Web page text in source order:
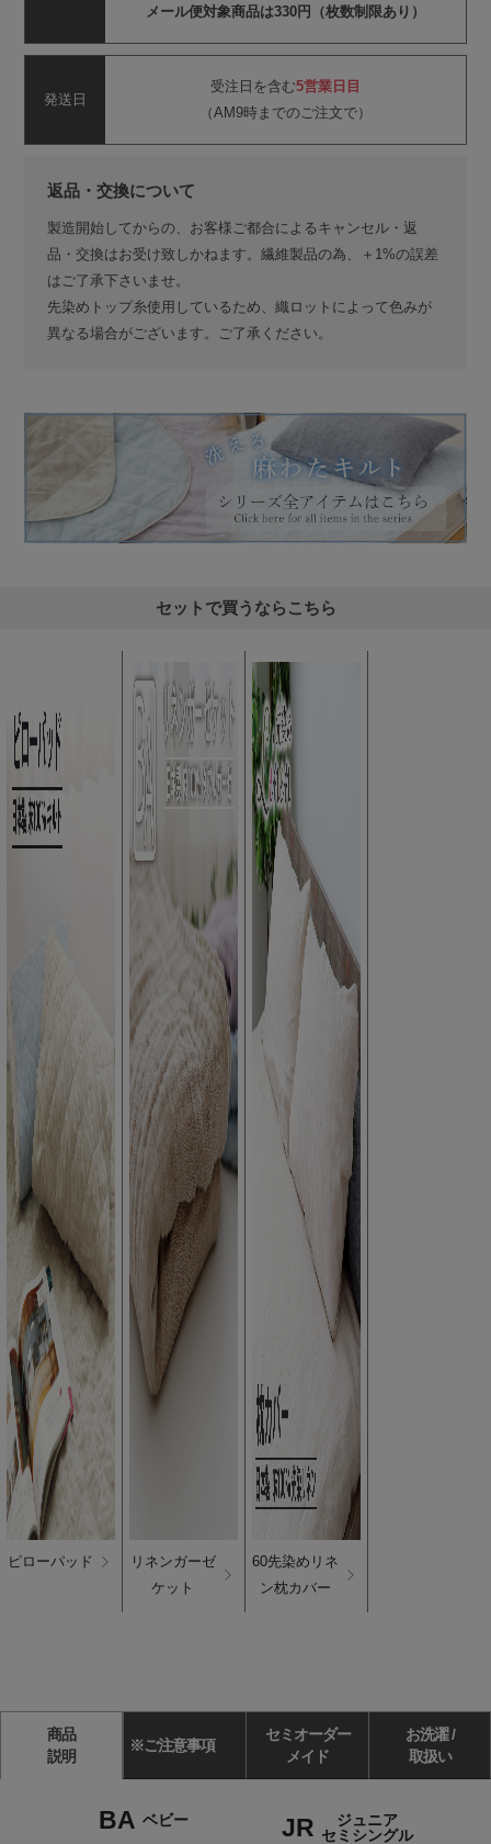
メール便対象商品は330円（枚数制限あり）
発送日
受注日を含む5営業日目
（AM9時までのご注文で）
返品・交換について
製造開始してからの、お客様ご都合によるキャンセル・返
品・交換はお受け致しかねます。繊維製品の為、＋1%の誤差
はご了承下さいませ。
先染めトップ糸使用しているため、織ロットによって色みが
異なる場合がございます。ご了承ください。
セットで買うならこちら
ピローパッド
リネンガーゼ
ケット
60先染めリネ
ン枕カバー
商品
説明
※ご注意事項
セミオーダー
メイド
お洗濯 /
取扱い
BA ベビー JR
ジュニア
セミシングル